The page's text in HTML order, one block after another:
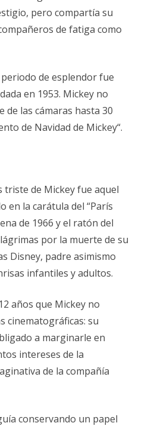
pero compartía su
de fatiga como
de esplendor fue
en 1953. Mickey no
de las cámaras hasta 30
de Navidad de Mickey“.
triste de Mickey fue aquel
en la carátula del “París
de 1966 y el ratón del
por la muerte de su
Disney, padre asimismo
infantiles y adultos.
años que Mickey no
cinematográficas: su
a marginarle en
intereses de la
de la compañía
conservando un papel